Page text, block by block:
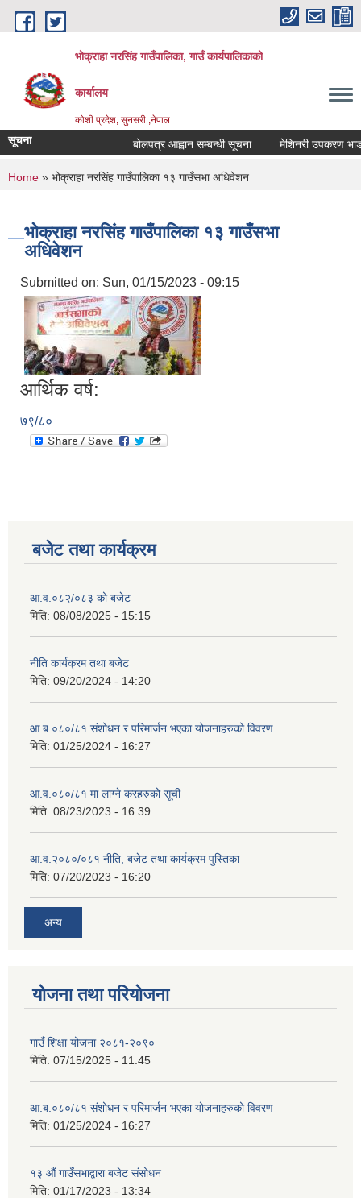
Skip to main content
भोक्राहा नरसिंह गाउँपालिका, गाउँ कार्यपालिकाको
कार्यालय
कोशी प्रदेश, सुनसरी ,नेपाल
सूचना बोलपत्र आह्वान सम्बन्धी सूचना मेशिनरी उपकरण
You are here
Home » भोक्राहा नरसिंह गाउँपालिका १३ गाउँसभा अधिवेशन
भोक्राहा नरसिंह गाउँपालिका १३ गाउँसभा
अधिवेशन
Submitted on: Sun, 01/15/2023 - 09:15
आर्थिक वर्ष:
७९/८०
बजेट तथा कार्यक्रम
आ.व.०८२/०८३ को बजेट
मिति: 08/08/2025 - 15:15
नीति कार्यक्रम तथा बजेट
मिति: 09/20/2024 - 14:20
आ.ब.०८०/८१ संशोधन र परिमार्जन भएका योजनाहरुको विवरण
मिति: 01/25/2024 - 16:27
आ.व.०८०/८१ मा लाग्ने करहरुको सूची
मिति: 08/23/2023 - 16:39
आ.व.२०८०/०८१ नीति, बजेट तथा कार्यक्रम पुस्तिका
मिति: 07/20/2023 - 16:20
अन्य
योजना तथा परियोजना
गाउँ शिक्षा योजना २०८१-२०९०
मिति: 07/15/2025 - 11:45
आ.ब.०८०/८१ संशोधन र परिमार्जन भएका योजनाहरुको विवरण
मिति: 01/25/2024 - 16:27
१३ औं गाउँसभाद्वारा बजेट संसोधन
मिति: 01/17/2023 - 13:34